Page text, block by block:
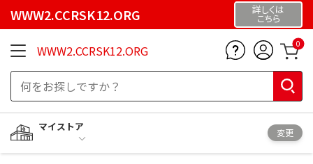
WWW2.CCRSK12.ORG 詳しくは
こちら
WWW2.CCRSK12.ORG 0
マイストア
変更